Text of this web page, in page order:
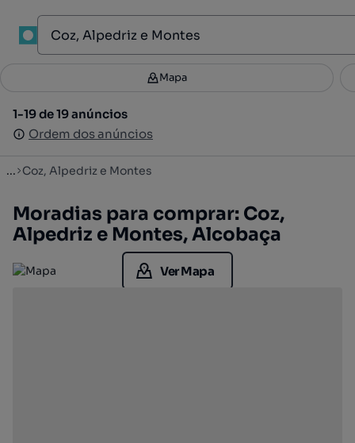
Filtros 2
1-19 de 19 anúncios
Ordem dos anúncios
Mapa
1-19 de 19 anúncios
Ordem dos anúncios
... Coz, Alpedriz e Montes
Moradias para comprar: Coz,
Alpedriz e Montes, Alcobaça
Ver Mapa